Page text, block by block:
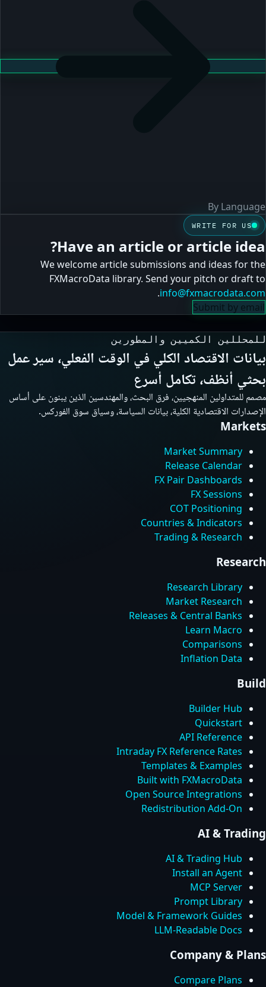
By Language
WRITE FOR US
Have an article or article idea?
We welcome article submissions and ideas for the
FXMacroData library. Send your pitch or draft to
info@fxmacrodata.com
.
Submit by email
للمحللين الكميين والمطورين
بيانات الاقتصاد الكلي في الوقت الفعلي، سير عمل
بحثي أنظف، تكامل أسرع
مصمم للمتداولين المنهجيين، فرق البحث، والمهندسين الذين يبنون على أساس
الإصدارات الاقتصادية الكلية، بيانات السياسة، وسياق سوق الفوركس.
Markets
Market Summary
Release Calendar
FX Pair Dashboards
FX Sessions
COT Positioning
Countries & Indicators
Trading & Research
Research
Research Library
Market Research
Releases & Central Banks
Learn Macro
Comparisons
Inflation Data
Build
Builder Hub
Quickstart
API Reference
Intraday FX Reference Rates
Templates & Examples
Built with FXMacroData
Open Source Integrations
Redistribution Add-On
AI & Trading
AI & Trading Hub
Install an Agent
MCP Server
Prompt Library
Model & Framework Guides
LLM-Readable Docs
Company & Plans
Compare Plans